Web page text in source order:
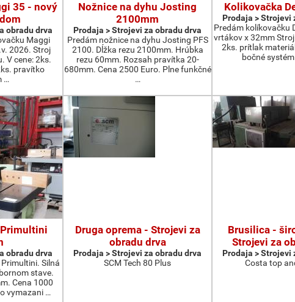
35 - nový
obradu drva
Maggi
2026. Stroj
V cene: 2ks.
pravítko
…
Nožnice na dyhu Josting
2100mm
Prodaja > Strojevi za obradu drva
Predám nožnice na dyhu Josting PFS
2100. Dĺžka rezu 2100mm. Hrúbka
rezu 60mm. Rozsah pravítka 20-
680mm. Cena 2500 Euro. Plne funkčné
…
Kolikovačka
Prodaja > Strojevi
Predám kolíkovačku
vrtákov x 32mm
2ks. prítlak
bočné
obradu drva
Silná
stave.
Cena 1000
vymazani …
Druga oprema - Strojevi za
obradu drva
Prodaja > Strojevi za obradu drva
SCM Tech 80 Plus
Brusilica -
Strojevi za
Prodaja > Strojevi
Costa top